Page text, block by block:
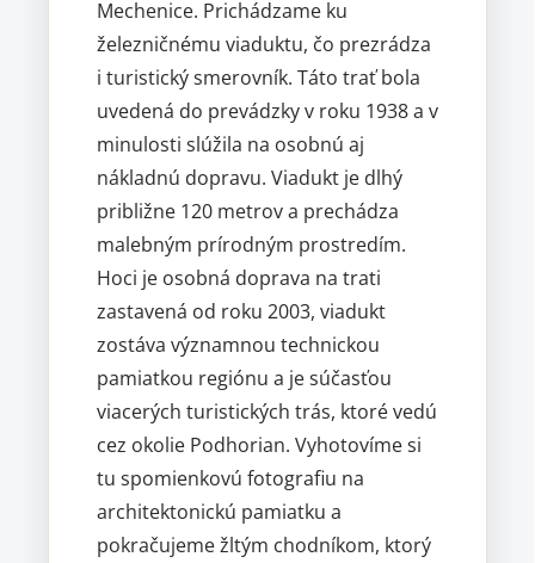
Mechenice. Prichádzame ku
železničnému viaduktu, čo prezrádza
i turistický smerovník. Táto trať bola
uvedená do prevádzky v roku 1938 a v
minulosti slúžila na osobnú aj
nákladnú dopravu. Viadukt je dlhý
približne 120 metrov a prechádza
malebným prírodným prostredím.
Hoci je osobná doprava na trati
zastavená od roku 2003, viadukt
zostáva významnou technickou
pamiatkou regiónu a je súčasťou
viacerých turistických trás, ktoré vedú
cez okolie Podhorian. Vyhotovíme si
tu spomienkovú fotografiu na
architektonickú pamiatku a
pokračujeme žltým chodníkom, ktorý